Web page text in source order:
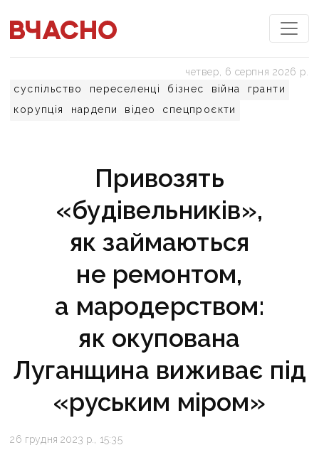
суспільство переселенці бізнес війна
гранти
корупція
нардепи відео спецпроєкти
четвер, 6 серпня 2026 р.
Привозять
«будівельників»,
як займаються
не ремонтом,
а мародерством:
як окупована
Луганщина виживає під
«руським міром»
26 грудня 2023 р., 15:35